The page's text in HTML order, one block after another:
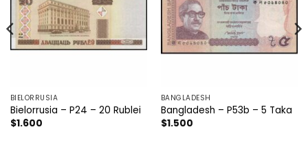
BIELORRUSIA
Bielorrusia – P24 – 20 Rublei
$1.600
BANGLADESH
Bangladesh – P53b – 5 Taka
$1.500